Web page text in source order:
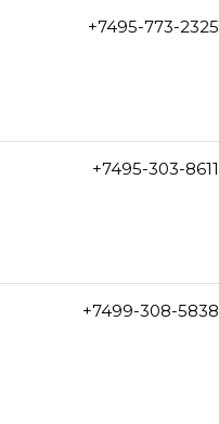
+7495-773-2325
+7495-303-8611
+7499-308-5838